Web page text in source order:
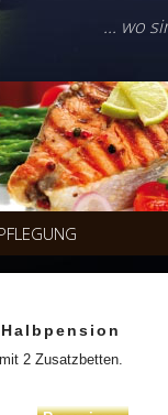
... wo
Halbpension
2 Zusatzbetten.